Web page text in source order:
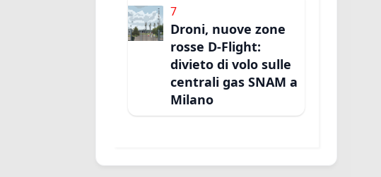
7
Droni, nuove zone
rosse D-Flight:
divieto di volo sulle
centrali gas SNAM a
Milano